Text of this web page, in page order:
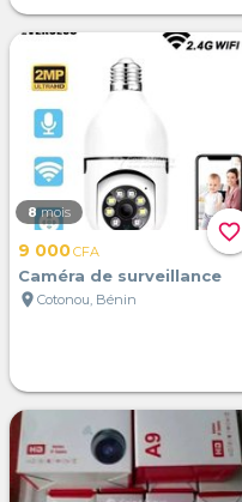
favorite_border
8 mois
9 000CFA
Caméra de surveillance
location_on Cotonou, Bénin